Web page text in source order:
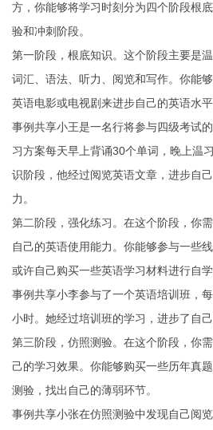
方，你能够将学习时刻分为四个阶段根
验和冲刺阶段。
第一阶段，根底知识。这个阶段主要是
词汇、语法、听力、阅览和写作。你能
英语电影或电视剧来进步自己的英语水平
事例共享小王是一名行将参与四级考试
习方案每天早上背诵30个单词，晚上温
识阶段，他经过阅览英语文章，进步自
力。
第二阶段，强化练习。在这个阶段，你
自己的英语使用能力。你能够参与一些
或许自己购买一些英语学习材料进行自学
事例共享小李参与了一个英语培训班，
小时。她经过培训班的学习，进步了自己
第三阶段，仿照测验。在这个阶段，你
己的学习效果。你能够购买一些历年真
测验，找出自己的薄弱环节。
事例共享小张在仿照测验中发现自己阅